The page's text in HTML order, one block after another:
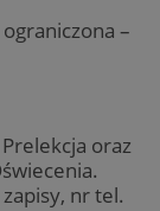
–
oraz
nr tel.